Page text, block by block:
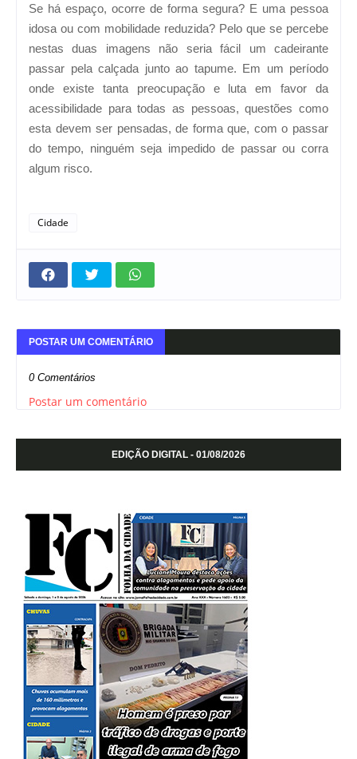
Se há espaço, ocorre de forma segura? E uma pessoa
idosa ou com mobilidade reduzida? Pelo que se percebe
nestas duas imagens não seria fácil um cadeirante
passar pela calçada junto ao tapume. Em um período
onde existe tanta preocupação e luta em favor da
acessibilidade para todas as pessoas, questões como
esta devem ser pensadas, de forma que, com o passar
do tempo, ninguém seja impedido de passar ou corra
algum risco.
Cidade
POSTAR UM COMENTÁRIO
0 Comentários
Postar um comentário
EDIÇÃO DIGITAL - 01/08/2026